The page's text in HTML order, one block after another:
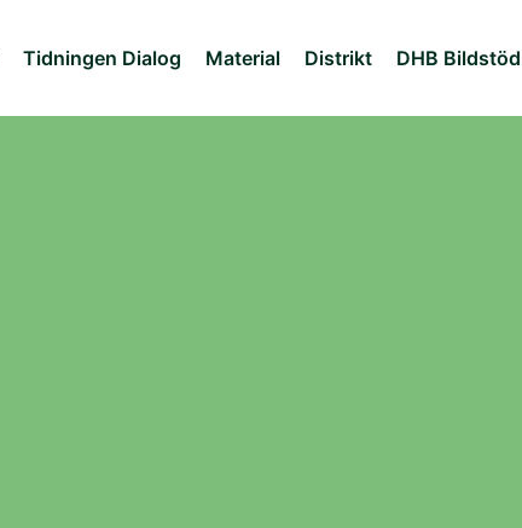
Tidningen Dialog Material Distrikt DHB Bildstöd